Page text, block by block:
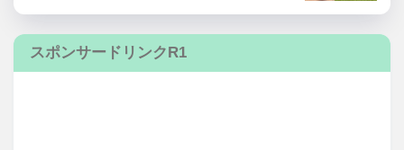
スポンサードリンクR1